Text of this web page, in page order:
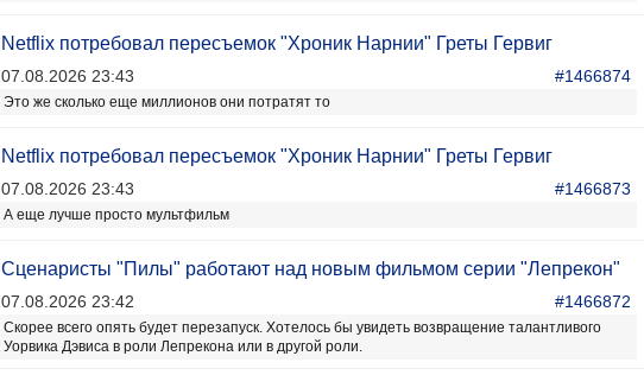
Netflix потребовал пересъемок "Хроник Нарнии" Греты Гервиг
07.08.2026 23:43 #1466874
Это же сколько еще миллионов они потратят то
Netflix потребовал пересъемок "Хроник Нарнии" Греты Гервиг
07.08.2026 23:43 #1466873
А еще лучше просто мультфильм
Сценаристы "Пилы" работают над новым фильмом серии "Лепрекон"
07.08.2026 23:42 #1466872
Скорее всего опять будет перезапуск. Хотелось бы увидеть возвращение талантливого
Уорвика Дэвиса в роли Лепрекона или в другой роли.